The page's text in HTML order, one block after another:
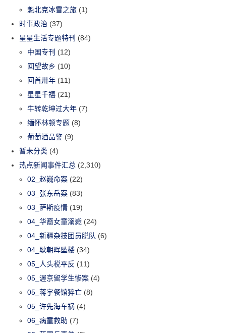
魁北克冰雪之旅 (1)
时事政治 (37)
星星生活专题特刊 (84)
中国专刊 (12)
回望故乡 (10)
回首卅年 (11)
星星千禧 (21)
牛转乾坤过大年 (7)
缅怀林顿专题 (8)
葡萄酒品鉴 (9)
暂未分类 (4)
热点新闻事件汇总 (2,310)
02_赵巍命案 (22)
03_张东岳案 (83)
03_萨斯疫情 (19)
04_华裔女童溺毙 (24)
04_新疆杂技团员脱队 (6)
04_耿朝晖坠楼 (34)
05_人头税平反 (11)
05_渥京留学生惨案 (4)
05_蒋宇餐馆猝亡 (8)
05_许先海车祸 (4)
06_病童救助 (7)